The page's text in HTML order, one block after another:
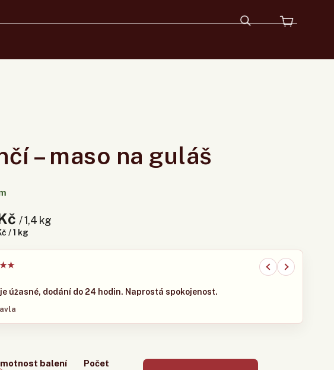
– maso na guláš
/ 1,4 kg
/ 1 kg
★★
je úžasné, dodání do 24 hodin. Naprostá spokojenost.
balení Počet